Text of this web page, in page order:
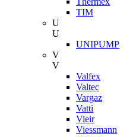
TIM
U
U
UNIPUMP
V
V
Valfex
Valtec
Vargaz
Vatti
Vieir
Viessmann